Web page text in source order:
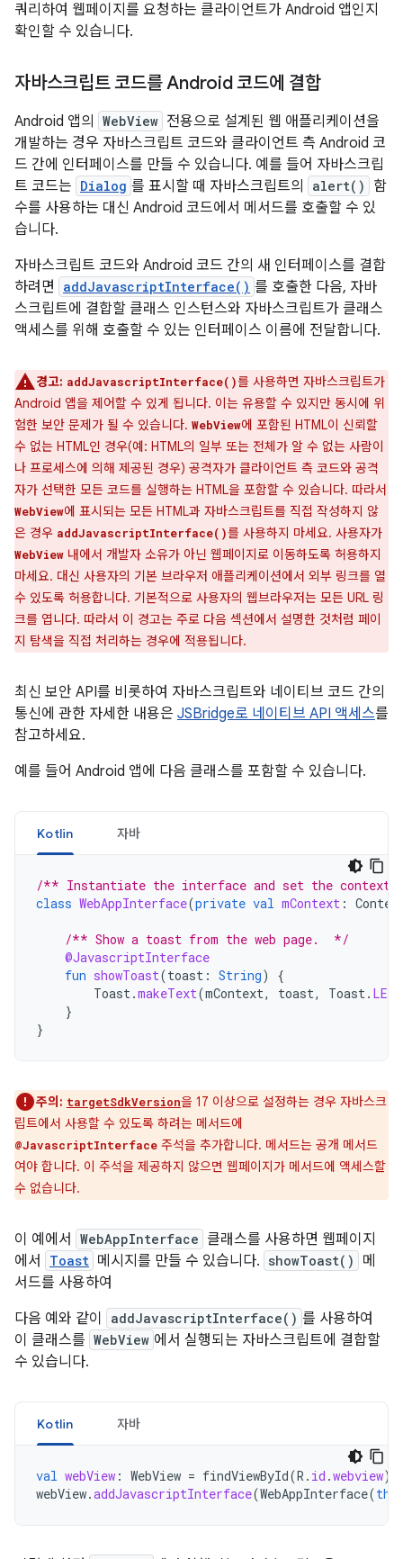
쿼리하여 웹페이지를 요청하는 클라이언트가 Android 앱인지
확인할 수 있습니다.
자바스크립트 코드를 Android 코드에 결합
Android 앱의 WebView 전용으로 설계된 웹 애플리케이션을
개발하는 경우 자바스크립트 코드와 클라이언트 측 Android 코
드 간에 인터페이스를 만들 수 있습니다. 예를 들어 자바스크립
트 코드는 Dialog 를 표시할 때 자바스크립트의 alert()
함
수를 사용하는 대신 Android 코드에서 메서드를 호출할 수 있
습니다.
자바스크립트 코드와 Android 코드 간의 새 인터페이스를 결합
하려면
addJavascriptInterface() 를 호출한 다음, 자바
스크립트에 결합할 클래스 인스턴스와 자바스크립트가 클래스
액세스를 위해 호출할 수 있는 인터페이스 이름에 전달합니다.
경고: addJavascriptInterface()를 사용하면 자바스크립트가
Android 앱을 제어할 수 있게 됩니다. 이는 유용할 수 있지만 동시에 위
험한 보안 문제가 될 수 있습니다. WebView에 포함된 HTML이 신뢰할
수 없는 HTML인 경우(예: HTML의 일부 또는 전체가 알 수 없는 사람이
나 프로세스에 의해 제공된 경우) 공격자가 클라이언트 측 코드와 공격
자가 선택한 모든 코드를 실행하는 HTML을 포함할 수 있습니다. 따라서
WebView에 표시되는 모든 HTML과 자바스크립트를 직접 작성하지 않
은 경우 addJavascriptInterface()를 사용하지 마세요. 사용자가
WebView 내에서 개발자 소유가 아닌 웹페이지로 이동하도록 허용하지
마세요. 대신 사용자의 기본 브라우저 애플리케이션에서 외부 링크를 열
수 있도록 허용합니다. 기본적으로 사용자의 웹브라우저는 모든 URL 링
크를 엽니다. 따라서 이 경고는 주로 다음 섹션에서 설명한 것처럼 페이
지 탐색을 직접 처리하는 경우에 적용됩니다.
최신 보안 API를 비롯하여 자바스크립트와 네이티브 코드 간의
통신에 관한 자세한 내용은 JSBridge로 네이티브 API 액세스를
참고하세요.
예를 들어 Android 앱에 다음 클래스를 포함할 수 있습니다.
Kotlin 자바
/** Instantiate the interface and set the
class WebAppInterface(private val mContext :
/** Show a toast from the web page.  */
@JavascriptInterface
fun showToast(toast : String)
{
Toast.makeText(mContext, toast, Toast.
}
}
주의: targetSdkVersion을 17 이상으로 설정하는 경우 자바스크
립트에서 사용할 수 있도록 하려는 메서드에
@JavascriptInterface 주석을 추가합니다. 메서드는 공개 메서드
여야 합니다. 이 주석을 제공하지 않으면 웹페이지가 메서드에 액세스할
수 없습니다.
이 예에서 WebAppInterface 클래스를 사용하면 웹페이지
에서
Toast 메시지를 만들 수 있습니다. showToast()
메
서드를 사용하여
다음 예와 같이
addJavascriptInterface() 를 사용하여
이 클래스를 WebView 에서 실행되는 자바스크립트에 결합할
수 있습니다.
Kotlin 자바
val webView : WebView = findViewById(R . id .webview)
webView.addJavascriptInterface(WebAppInterface(